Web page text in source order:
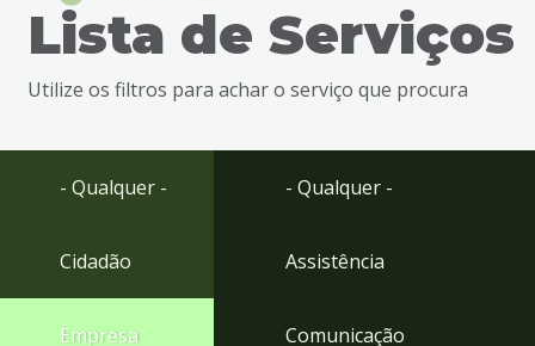
busca
Ir
Lista de Serviços
Utilize os filtros para achar o serviço que procura
- Qualquer -
Cidadão
Empresa
- Qualquer -
Assistência
Comunicação